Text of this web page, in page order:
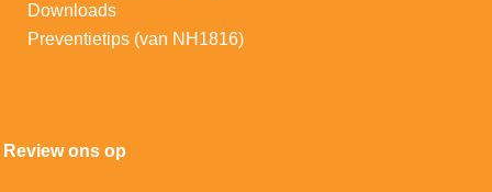
Downloads
Preventietips (van NH1816)
Review ons op